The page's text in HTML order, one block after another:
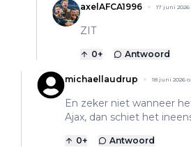
axelAFCA1996 17 juni 2026
ZIT
0+ Antwoord
michaellaudrup 18 juni 2026
En zeker niet wanneer
Ajax, dan schiet het
0+ Antwoord